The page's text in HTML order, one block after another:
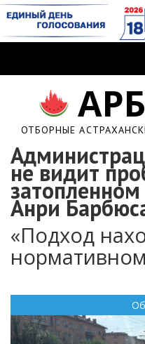
ОТБОРНЫЕ
не видит
затопленном
Анри
«Подход